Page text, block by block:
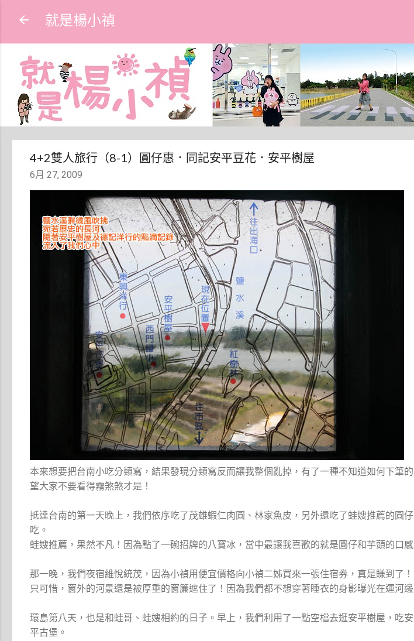
就是楊小禎
4+2雙人旅行（8-1）圓仔惠．同記安平豆花．安平樹屋
6月 27, 2009
本來想要把台南小吃分類寫，結果發現分類寫反而讓我整個亂掉，有了一種不知道如何下筆
望大家不要看得霧煞煞才是！
抵達台南的第一天晚上，我們依序吃了茂雄蝦仁肉圓、林家魚皮，另外還吃了蛙嫂推薦的圓
吃。
蛙嫂推薦，果然不凡！因為點了一碗招牌的八寶冰，當中最讓我喜歡的就是圓仔和芋頭的口
那一晚，我們夜宿維悅統茂，因為小禎用便宜價格向小禎二姊買來一張住宿券，真是賺到了
只可惜，窗外的河景還是被厚重的窗簾遮住了！因為我們都不想穿著睡衣的身影曝光在運河
環島第八天，也是和蛙哥、蛙嫂相約的日子。早上，我們利用了一點空檔去逛安平樹屋，吃
平古堡。